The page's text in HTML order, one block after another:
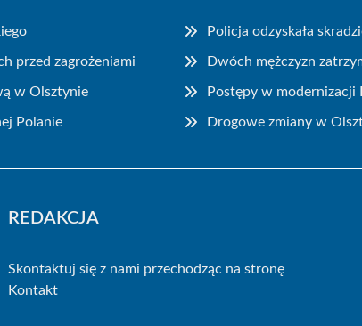
Policja odzyskała
przed zagrożeniami Dwóch mężczyzn
w Olsztynie Postępy w modernizacji
Polanie Drogowe zmiany w
REDAKCJA
Skontaktuj się z nami przechodząc na stronę
Kontakt